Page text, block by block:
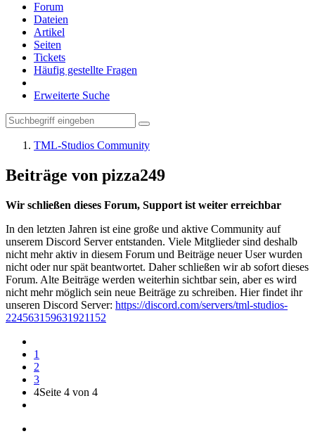
Forum
Dateien
Artikel
Seiten
Tickets
Häufig gestellte Fragen
Erweiterte Suche
TML-Studios Community
Beiträge von pizza249
Wir schließen dieses Forum, Support ist weiter erreichbar
In den letzten Jahren ist eine große und aktive Community auf
unserem Discord Server entstanden. Viele Mitglieder sind deshalb
nicht mehr aktiv in diesem Forum und Beiträge neuer User wurden
nicht oder nur spät beantwortet. Daher schließen wir ab sofort dieses
Forum. Alte Beiträge werden weiterhin sichtbar sein, aber es wird
nicht mehr möglich sein neue Beiträge zu schreiben. Hier findet ihr
unseren Discord Server: https://discord.com/servers/tml-studios-
224563159631921152
1
2
3
4Seite 4 von 4